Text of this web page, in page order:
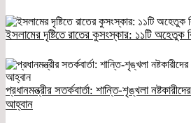
ইসলামের দৃষ্টিতে রাতের কুসংস্কার: ১১টি অহেতুক
প্রধানমন্ত্রীর সতর্কবার্তা: শান্তি-শৃঙ্খলা
আহ্বান